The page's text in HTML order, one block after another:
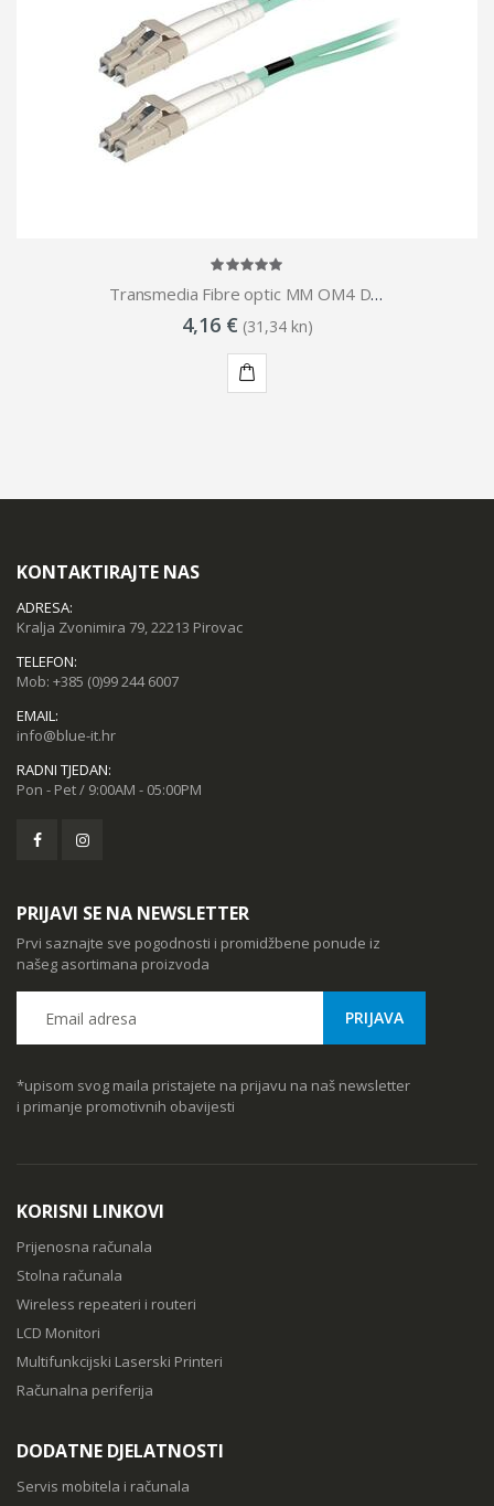
Transmedia Fibre optic MM OM4 Duplex Patch cable LC-LC 0,5m
4,16 € (31,34 kn)
KONTAKTIRAJTE NAS
ADRESA:
Kralja Zvonimira 79, 22213 Pirovac
TELEFON:
Mob: +385 (0)99 244 6007
EMAIL:
info@blue-it.hr
RADNI TJEDAN:
Pon - Pet / 9:00AM - 05:00PM
PRIJAVI SE NA NEWSLETTER
Prvi saznajte sve pogodnosti i promidžbene ponude iz
našeg asortimana proizvoda
*upisom svog maila pristajete na prijavu na naš newsletter
i primanje promotivnih obavijesti
KORISNI LINKOVI
Prijenosna računala
Stolna računala
Wireless repeateri i routeri
LCD Monitori
Multifunkcijski Laserski Printeri
Računalna periferija
DODATNE DJELATNOSTI
Servis mobitela i računala